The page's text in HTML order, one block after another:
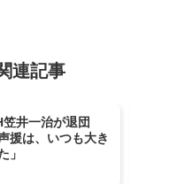
連記事
井一治が退団
援は、いつも大き
」